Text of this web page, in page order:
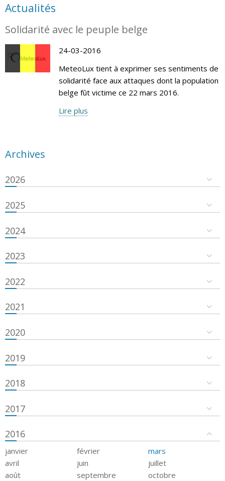
Actualités
Solidarité avec le peuple belge
24-03-2016
MeteoLux tient à exprimer ses sentiments de
solidarité face aux attaques dont la population
belge fût victime ce 22 mars 2016.
Lire plus
Archives
2026
2025
2024
2023
2022
2021
2020
2019
2018
2017
2016
janvier février
mars
avril
juin
juillet
août
septembre
octobre